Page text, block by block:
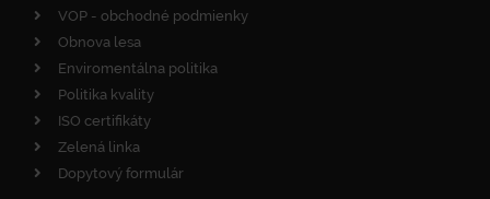
VOP - obchodné podmienky
Obnova lesa
Enviromentálna politika
Politika kvality
ISO certifikáty
Zelená linka
Dopytový formulár